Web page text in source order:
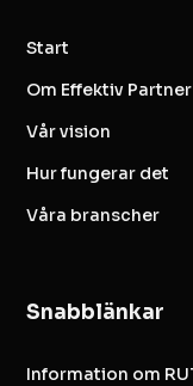
Start
Om Effektiv Partner
Vår vision
Hur fungerar det
Våra branscher
Snabblänkar
Information om